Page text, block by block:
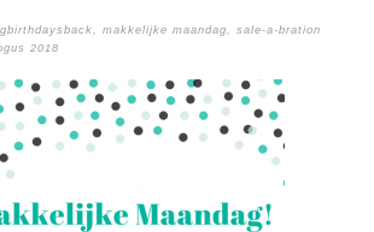
,makkelijke maandag,sale-a-bration
2018